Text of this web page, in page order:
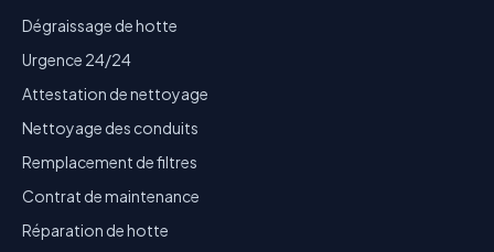
Dégraissage de hotte
Urgence 24/24
Attestation de nettoyage
Nettoyage des conduits
Remplacement de filtres
Contrat de maintenance
Réparation de hotte